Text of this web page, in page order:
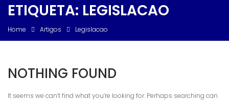
ETIQUETA: LEGISLACAO
Home Artigos Legislacao
NOTHING FOUND
It seems we can’t find what you’re looking for. Perhaps searching can